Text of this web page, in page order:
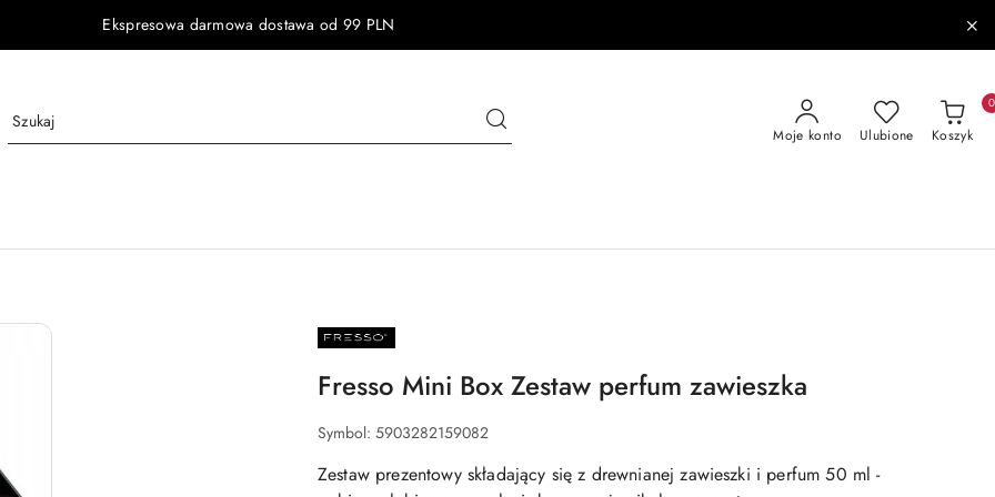
Ekspresowa darmowa dostawa od 99 PLN
Moje konto Ulubione Koszyk
0
NAZWA
PRODUCENTA:
Fresso Mini Box Zestaw perfum zawieszka
Symbol: 5903282159082
Zestaw prezentowy składający się z drewnianej zawieszki i perfum 50 ml -